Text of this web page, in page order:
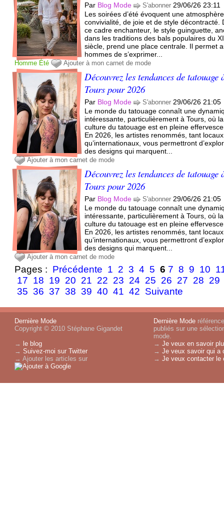
Par Blog Mode S'abonner 29/06/26 23:11
Les soirées d’été évoquent une
convivialité, de joie et de style décontracté.
ce cadre enchanteur, le style guinguette,
dans les traditions des bals populaires du
siècle, prend une place centrale. Il permet
hommes de s’exprimer...
Homme Été Ajouter à mon carnet de mode
Découvrez les tendances de tatouage
Tours pour 2026
Par Blog Mode S'abonner 29/06/26 21:05
Le monde du tatouage connaît une
intéressante, particulièrement à Tours, où la
culture du tatouage est en pleine
En 2026, les artistes renommés, tant locaux
qu’internationaux, vous permettront
des designs qui marquent...
Ajouter à mon carnet de mode
Découvrez les tendances de tatouage
Tours pour 2026
Par Blog Mode S'abonner 29/06/26 21:05
Le monde du tatouage connaît une
intéressante, particulièrement à Tours, où la
culture du tatouage est en pleine
En 2026, les artistes renommés, tant locaux
qu’internationaux, vous permettront
des designs qui marquent...
Ajouter à mon carnet de mode
Pages : Précédente 1 2 3 4 5 6 7 8 9 10
17 18 19 20 21 22 23 24 25 26 27 28 29
35 36 37 38 39 40 41 42 Suivante
Dernière Mode
Copyright © 2010 Stéphane Gigandet
→ le blog
→Suivez-moi sur Twitter
→ Ajouter les articles sur
Dernière Mode
publiés sur une
mode.
→Je veux en savoir
→Je veux savoir qui a
→Je veux contacter le